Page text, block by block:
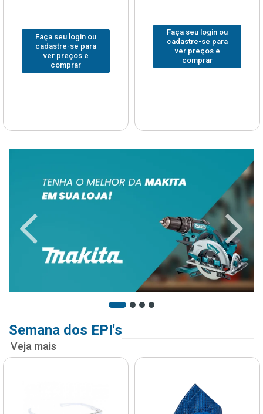
Faça seu login ou
cadastre-se para
ver preços e
comprar
Faça seu login ou
cadastre-se para
ver preços e
comprar
Semana dos EPI's
Veja mais